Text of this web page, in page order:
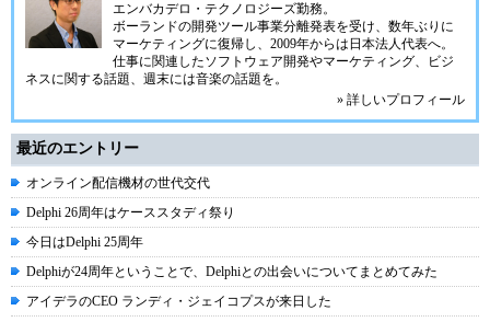
エンバカデロ・テクノロジーズ勤務。
ボーランドの開発ツール事業分離発表を受け、数年ぶりに
マーケティングに復帰し、2009年からは日本法人代表へ。
仕事に関連したソフトウェア開発やマーケティング、ビジ
ネスに関する話題、週末には音楽の話題を。
» 詳しいプロフィール
最近のエントリー
オンライン配信機材の世代交代
Delphi 26周年はケーススタディ祭り
今日はDelphi 25周年
Delphiが24周年ということで、Delphiとの出会いについてまとめてみた
アイデラのCEO ランディ・ジェイコプスが来日した